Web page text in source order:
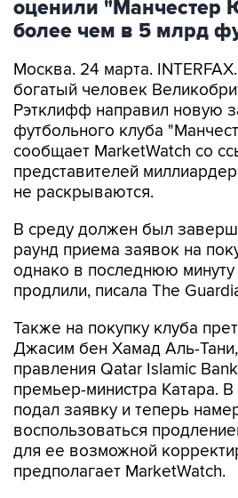
оценили "Манчестер
более чем в 5 млрд
Москва. 24 марта.
богатый человек
Рэтклифф направил новую
футбольного клуба
сообщает MarketWatch со
представителей
не раскрываются.
В среду должен был
раунд приема заявок на
однако в последнюю минуту
продлили, писала The
Также на покупку клуба
Джасим бен Хамад Аль-
правления Qatar Islamic
премьер-министра Катара.
подал заявку и теперь
воспользоваться
для ее возможной
предполагает MarketWatch.